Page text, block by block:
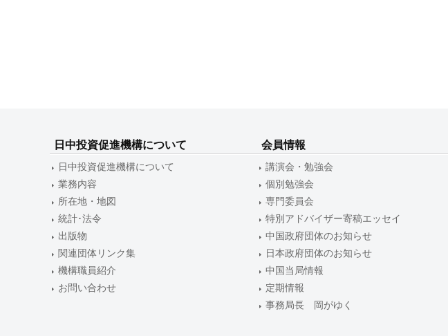
日中投資促進機構について
日中投資促進機構について
業務内容
所在地・地図
統計･法令
出版物
関連団体リンク集
機構職員紹介
お問い合わせ
会員情報
講演会・勉強会
個別勉強会
専門委員会
特別アドバイザー寄稿エッセイ
中国政府団体のお知らせ
日本政府団体のお知らせ
中国当局情報
定期情報
事務局長 岡がゆく